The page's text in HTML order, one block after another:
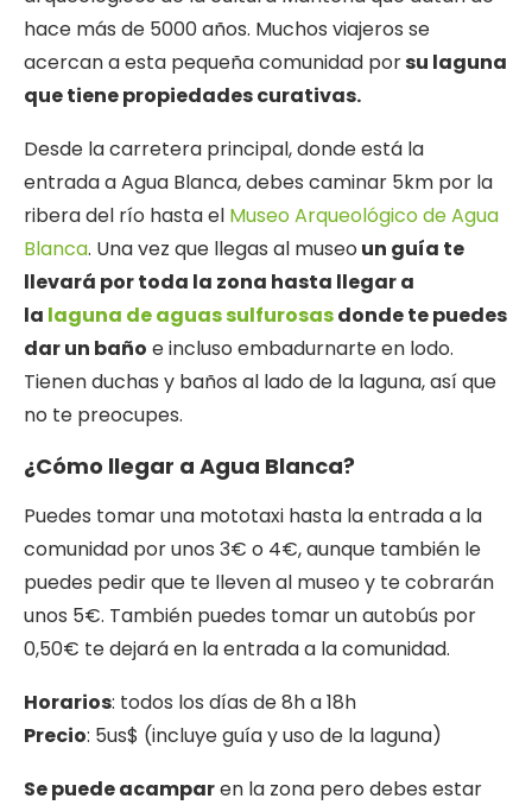
hace más de 5000 años. Muchos viajeros se
acercan a esta pequeña comunidad porsu laguna
que tiene propiedades curativas.
Desde la carretera principal, donde está la
entrada a Agua Blanca, debes caminar 5km por la
ribera del río hasta el Museo Arqueológico de Agua
Blanca. Una vez que llegas al museo un guía te
llevará por toda la zona hasta llegar a
la laguna de aguas sulfurosasdonde te puedes
dar un baño e incluso embadurnarte en lodo.
Tienen duchas y baños al lado de la laguna, así que
no te preocupes.
¿Cómo llegar a Agua Blanca?
Puedes tomar una mototaxi hasta la entrada a la
comunidad por unos 3€ o 4€, aunque también le
puedes pedir que te lleven al museo y te cobrarán
unos 5€. También puedes tomar un autobús por
0,50€ te dejará en la entrada a la comunidad.
Horarios: todos los días de 8h a 18h
Precio: 5us$ (incluye guía y uso de la laguna)
Se puede acamparen la zona pero debes estar